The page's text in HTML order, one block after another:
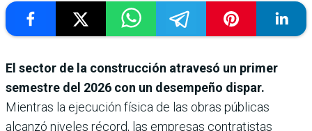
El sector de la construcción atravesó un primer
semestre del 2026 con un desempeño dispar.
Mientras la ejecución física de las obras públicas
alcanzó niveles récord, las empresas contratistas